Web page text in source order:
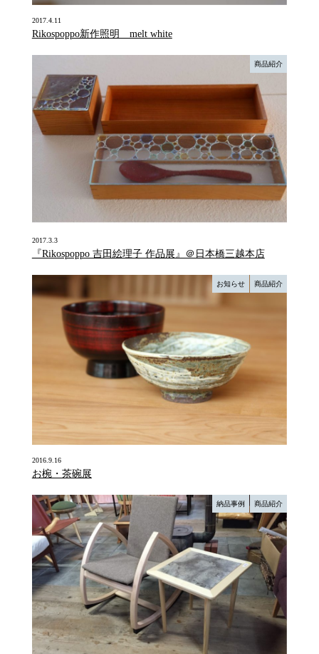
2017.4.11
Rikospoppo新作照明 melt white
商品紹介
2017.3.3
『Rikospoppo 吉田絵理子 作品展』＠日本橋三越本店
お知らせ 商品紹介
2016.9.16
お椀・茶碗展
納品事例 商品紹介